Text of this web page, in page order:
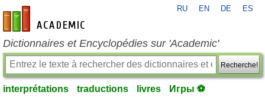
fr-academic.com
RU EN DE ES
Dictionnaires et Encyclopédies sur 'Academic'
Recherche!
interprétations traductions livres Игры ⚽